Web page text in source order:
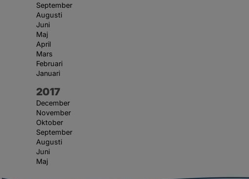
September
Augusti
Juni
Maj
April
Mars
Februari
Januari
År:
2017
December
November
Oktober
September
Augusti
Juni
Maj